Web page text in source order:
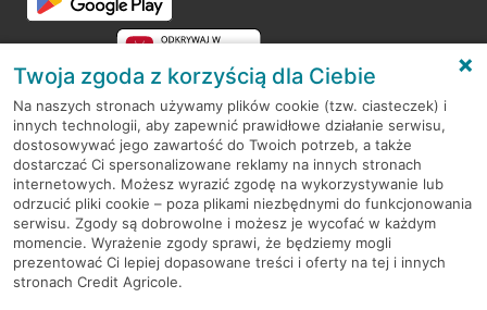
RODO
Regulamin serwisu
Mapa serwisu
PolitykaCookies
Twoja zgoda z korzyścią dla Ciebie
Na naszych stronach używamy plików cookie (tzw. ciasteczek) i
innych technologii, aby zapewnić prawidłowe działanie serwisu,
dostosowywać jego zawartość do Twoich potrzeb, a także
dostarczać Ci spersonalizowane reklamy na innych stronach
internetowych. Możesz wyrazić zgodę na wykorzystywanie lub
odrzucić pliki cookie – poza plikami niezbędnymi do funkcjonowania
serwisu. Zgody są dobrowolne i możesz je wycofać w każdym
momencie. Wyrażenie zgody sprawi, że będziemy mogli
prezentować Ci lepiej dopasowane treści i oferty na tej i innych
stronach Credit Agricole.